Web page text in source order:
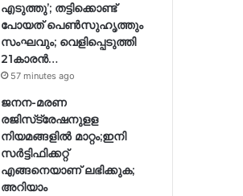
എടുത്തു’; തട്ടിക്കൊണ്ട്
പോയത് പെണ്‍സുഹൃത്തും
സംഘവും; വെളിപ്പെടുത്തി
21കാരന്‍…
57 minutes ago
ജനന-മരണ
രജിസ്‌ട്രേഷനുളള
നിയമങ്ങളില്‍ മാറ്റം;ഇനി
സര്‍ട്ടിഫിക്കറ്റ്
എങ്ങനെയാണ് ലഭിക്കുക;
അറിയാം